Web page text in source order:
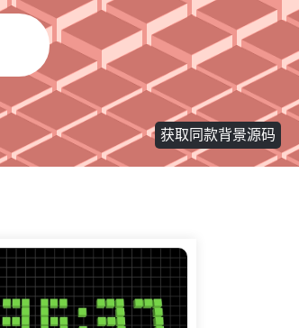
获取同款背景源码